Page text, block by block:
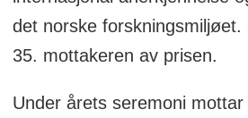
det norske forskningsmiljøet.
35. mottakeren av prisen.
Under årets seremoni